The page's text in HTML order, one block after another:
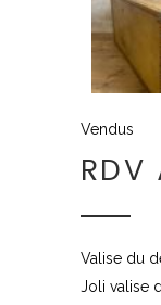
Vendus
RDV
Valise du
Joli valise